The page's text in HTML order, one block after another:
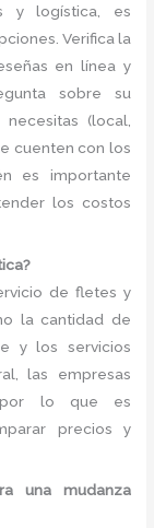
y logística, es
Verifica la
en línea y
sobre su
(local,
cuenten con los
es importante
los costos
de fletes y
la cantidad de
y los servicios
las empresas
por lo que es
precios y
una mudanza